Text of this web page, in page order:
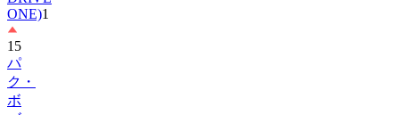
15
パ
ク・
ボ
ゴ
ム